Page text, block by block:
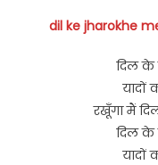
dil ke jharokhe
दिल के
यादों
रखूँगा मैं
दिल के
यादों